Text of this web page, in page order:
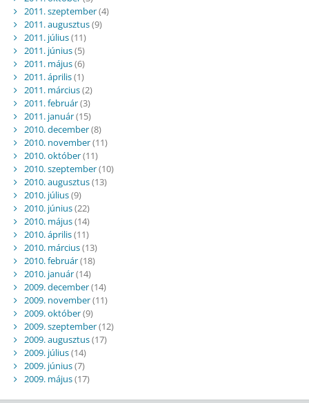
2011. szeptember(4)
2011. augusztus(9)
2011. július(11)
2011. június(5)
2011. május(6)
2011. április(1)
2011. március(2)
2011. február(3)
2011. január(15)
2010. december(8)
2010. november(11)
2010. október(11)
2010. szeptember(10)
2010. augusztus(13)
2010. július(9)
2010. június(22)
2010. május(14)
2010. április(11)
2010. március(13)
2010. február(18)
2010. január(14)
2009. december(14)
2009. november(11)
2009. október(9)
2009. szeptember(12)
2009. augusztus(17)
2009. július(14)
2009. június(7)
2009. május(17)